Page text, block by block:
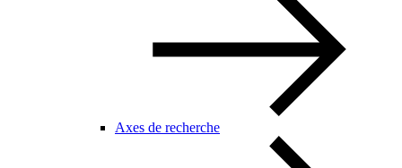
Axes de recherche